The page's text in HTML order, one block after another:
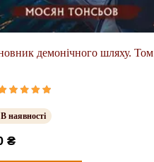
демонічного шляху. Том
В наявності
₴